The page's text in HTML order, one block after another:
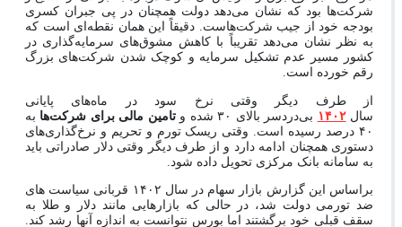
شرکت‌ها بود که نشان می‌دهد دولت همچنان در پی جبران کسری
بودجه خود از جیب شرکت‌هاست. دقیقاً این همان نقطه‌ای است که
به نظر نشان می‌دهد تقریباً با کاهش مشوق‌های سرمایه‌گذاری در
کشور مسیر عدم تشکیل سرمایه و کوچک شدن شرکت‌های بزرگ
رقم خورده است.
از طرف دیگر وقتی نرخ سود در ماه‌های پایانی
سال۱۴۰۲ بی‌دردسر بالای ۳۰ شده و تامین مالی برای شرکت‌ها به
۴۰ درصد رسیده است. وقتی ریسک تورم و تحریم و نرخ‌گذاری‌های
دستوری همچنان ادامه دارد و از طرف دیگر وقتی دلار صادراتی باید
به سامانه بانک مرکزی تحویل داده شود.
براساس این گزارش بازار سهام در سال ۱۴۰۲ قربانی سیاست های
ضد تورمی دولت شد، در حالی که بازارهایی مانند دلار و طلا به
سقف قبلی خود برگشتند اما بورس نتوانست به اندازه آنها رشد کند.